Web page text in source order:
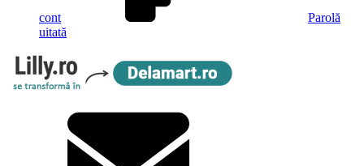
cont
Parolă
uitată